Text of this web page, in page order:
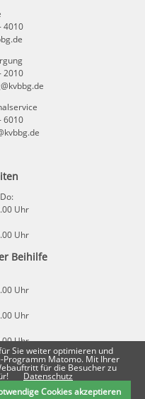
4010
2010
6010
Uhr
Uhr
Beihilfe
Uhr
Uhr
Uhr
Uhr
Sie weiter optimieren und
Programm Matomo. Mit Ihrer
für die Besucher zu
Datenschutz
Cookies akzeptieren